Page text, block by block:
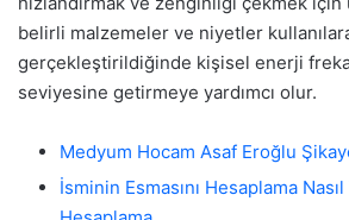
belirli malzemeler ve niyetler
gerçekleştirildiğinde kişisel enerji
seviyesine getirmeye yardımcı olur.
Medyum Hocam Asaf Eroğlu
İsminin Esmasını Hesaplama Nasıl